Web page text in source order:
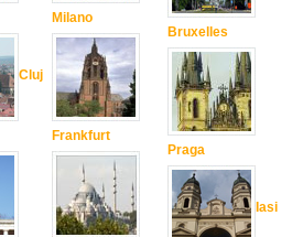
Cluj
Milano
Frankfurt
Bruxelles
Praga
Iasi